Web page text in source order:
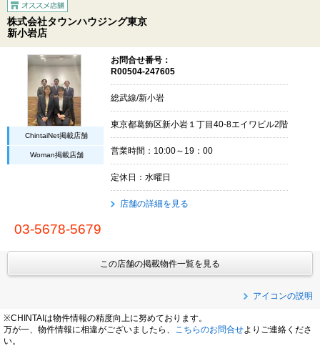
株式会社タウンハウジング東京
新小岩店
ChintaiNet掲載店舗
Woman掲載店舗
お問合せ番号：
R00504-247605
総武線/新小岩
東京都葛飾区新小岩１丁目40-8エイワビル2階
営業時間：10:00～19：00
定休日：水曜日
店舗の詳細を見る
03-5678-5679
この店舗の掲載物件一覧を見る
アイコンの説明
※CHINTAIは物件情報の精度向上に努めております。
万が一、物件情報に相違がございましたら、
こちらのお問合せよりご連絡くださ
い。